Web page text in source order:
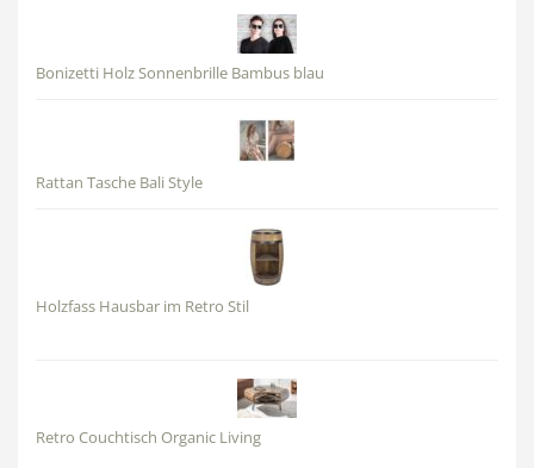
Bonizetti Holz Sonnenbrille Bambus blau
Rattan Tasche Bali Style
Holzfass Hausbar im Retro Stil
Retro Couchtisch Organic Living